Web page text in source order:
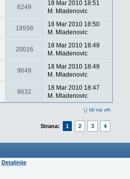
Idi na vrh
6249
18 Mar 2010 18:51
M. Mladenovic
19556
18 Mar 2010 18:50
M. Mladenovic
20016
18 Mar 2010 18:49
M. Mladenovic
9649
18 Mar 2010 18:49
M. Mladenovic
8632
18 Mar 2010 18:47
M. Mladenovic
Strana: 1 2 3 4
Detaljnije